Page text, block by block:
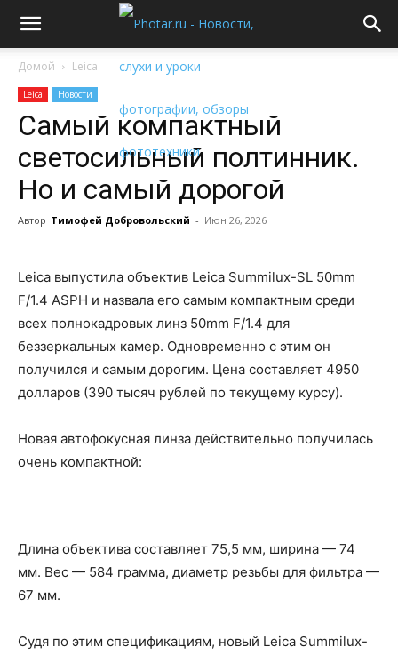
Домой Leica
Leica Новости
Самый компактный
светосильный полтинник.
Но и самый дорогой
Автор Тимофей Добровольский - Июн 26, 2026
Leica выпустила объектив Leica Summilux-SL 50mm
F/1.4 ASPH и назвала его самым компактным среди
всех полнокадровых линз 50mm F/1.4 для
беззеркальных камер. Одновременно с этим он
получился и самым дорогим. Цена составляет 4950
долларов (390 тысяч рублей по текущему курсу).
Новая автофокусная линза действительно получилась
очень компактной:
Длина объектива составляет 75,5 мм, ширина — 74
мм. Вес — 584 грамма, диаметр резьбы для фильтра —
67 мм.
Судя по этим спецификациям, новый Leica Summilux-